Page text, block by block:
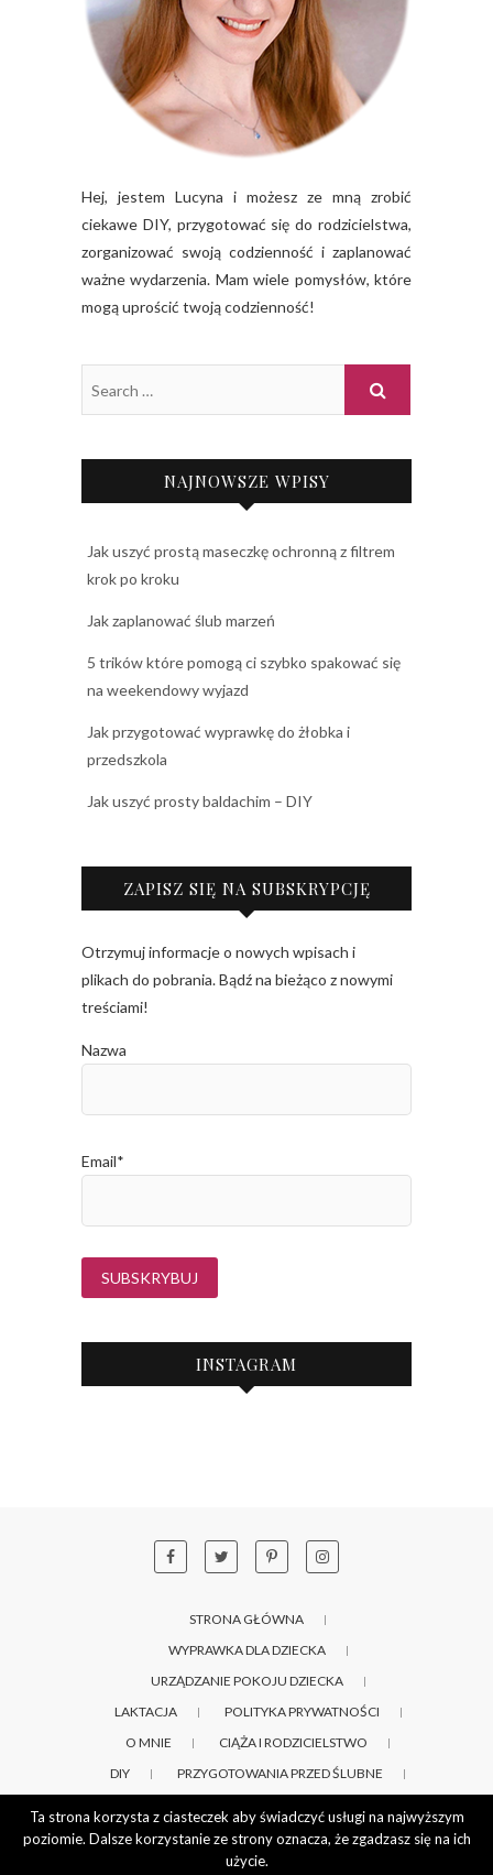
Hej, jestem Lucyna i możesz ze mną zrobić
ciekawe DIY, przygotować się do rodzicielstwa,
zorganizować swoją codzienność i zaplanować
ważne wydarzenia. Mam wiele pomysłów, które
mogą uprościć twoją codzienność!
NAJNOWSZE WPISY
Jak uszyć prostą maseczkę ochronną z filtrem
krok po kroku
Jak zaplanować ślub marzeń
5 trików które pomogą ci szybko spakować się
na weekendowy wyjazd
Jak przygotować wyprawkę do żłobka i
przedszkola
Jak uszyć prosty baldachim – DIY
ZAPISZ SIĘ NA SUBSKRYPCJĘ
Otrzymuj informacje o nowych wpisach i
plikach do pobrania. Bądź na bieżąco z nowymi
treściami!
Nazwa
Email*
INSTAGRAM
STRONA GŁÓWNA
WYPRAWKA DLA DZIECKA
URZĄDZANIE POKOJU DZIECKA
LAKTACJA
POLITYKA PRYWATNOŚCI
O MNIE
CIĄŻA I RODZICIELSTWO
DIY
PRZYGOTOWANIA PRZED ŚLUBNE
Zaprogramowana Mama
Ta strona korzysta z ciasteczek aby świadczyć usługi na najwyższym
poziomie. Dalsze korzystanie ze strony oznacza, że zgadzasz się na ich
użycie.